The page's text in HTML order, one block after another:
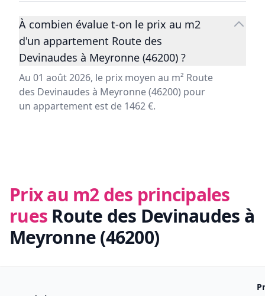
À combien évalue t-on le prix au m2
d'un appartement Route des
Devinaudes à Meyronne (46200) ?
Au 01 août 2026, le prix moyen au m² Route
des Devinaudes à Meyronne (46200) pour
un appartement est de 1462 €.
Prix au m2 des principales
rues Route des Devinaudes à
Meyronne (46200)